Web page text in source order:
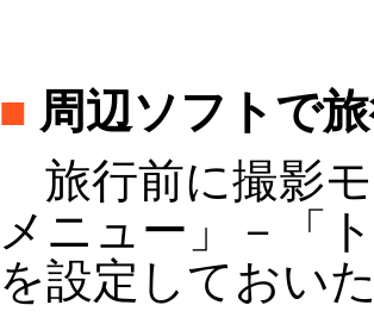
■ 周辺ソフトで
旅行前に撮影
メニュー」－「
を設定しておい